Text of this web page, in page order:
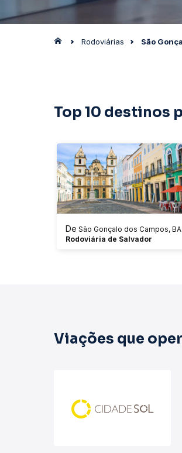
Rodoviárias São
Top 10 destinos
De São Gonçalo dos Campos, BA
Rodoviária de Salvador
Viações que